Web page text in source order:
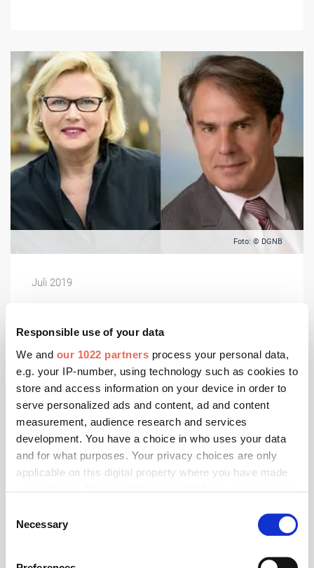
Responsible use of your data
We and our 1022 partners process your personal data,
e.g. your IP-number, using technology such as cookies to
store and access information on your device in order to
serve personalized ads and content, ad and content
measurement, audience research and services
development. You have a choice in who uses your data
and for what purposes. Your privacy choices are only
applicable on this digital property where you have made
the Privacy trigger icon.
Selection
Necessary
Foto: © DGNB
Juli 2019
Mit der Leiterin des Stadtplanungsamtes Karlsruhe,
Steretzeder von der Lindner Group gibt es im
Präsidium der Deutschen Gesellschaft für
Nachhaltiges Bauen – DGNB e.V. zwei neue Mitglieder.